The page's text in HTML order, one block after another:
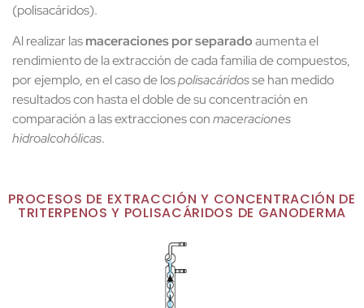
(polisacáridos).
Al realizar lasmaceraciones por separadoaumenta el
rendimiento de la extracción de cada familia de compuestos,
por ejemplo, en el caso de lospolisacáridosse han medido
resultados con hasta el doble de su concentración en
comparación a las extracciones conmaceraciones
hidroalcohólicas.
PROCESOS DE EXTRACCIÓN Y CONCENTRACIÓN DE
TRITERPENOS Y POLISACÁRIDOS DE GANODERMA